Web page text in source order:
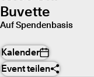
Buvette
Auf Spendenbasis
Kalender
Event teilen